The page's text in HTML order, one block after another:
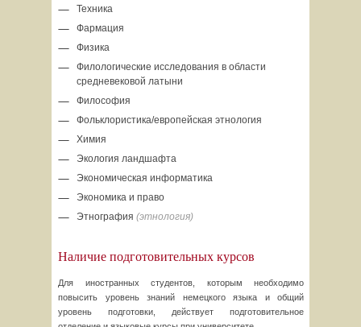
Техника
Фармация
Физика
Филологические исследования в области
средневековой латыни
Философия
Фольклористика/европейская этнология
Химия
Экология ландшафта
Экономическая информатика
Экономика и право
Этнография (этнология)
Наличие подготовительных курсов
Для иностранных студентов, которым необходимо
повысить уровень знаний немецкого языка и общий
уровень подготовки, действует подготовительное